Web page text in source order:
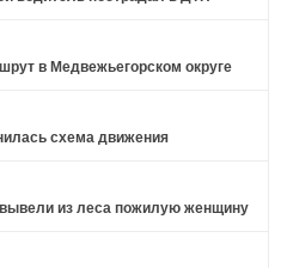
в Медвежьегорском округе
схема движения
из леса пожилую женщину